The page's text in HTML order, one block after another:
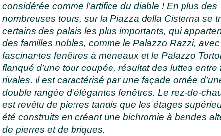
considérée comme l’artifice du diable ! En plus des
nombreuses tours, sur la Piazza della Cisterna se
certains des palais les plus importants, qui
des familles nobles, comme le Palazzo Razzi,
fascinantes fenêtres à meneaux et le Palazzo
flanqué d’une tour coupée, résultat des luttes entre
rivales. Il est caractérisé par une façade ornée
double rangée d’élégantes fenêtres. Le rez-de-
est revêtu de pierres tandis que les étages
été construits en créant une bichromie à bandes
de pierres et de briques.